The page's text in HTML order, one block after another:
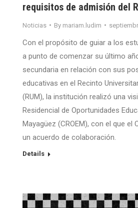
requisitos de admisión del
Noticias By mariam.ludim
Con el propósito de guiar a los
a punto de comenzar su último
secundaria en relación con sus
educativas en el Recinto
(RUM), la institución realizó una
Residencial de Oportunidades
Mayagüez (CROEM), con el que el
un acuerdo de colaboración.
Details